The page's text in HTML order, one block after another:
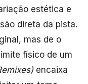
estética e
direta da pista.
mas de o
físico de um
encaixa